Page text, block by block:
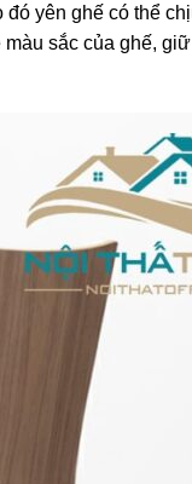
yên ghế có thể
sắc của ghế,